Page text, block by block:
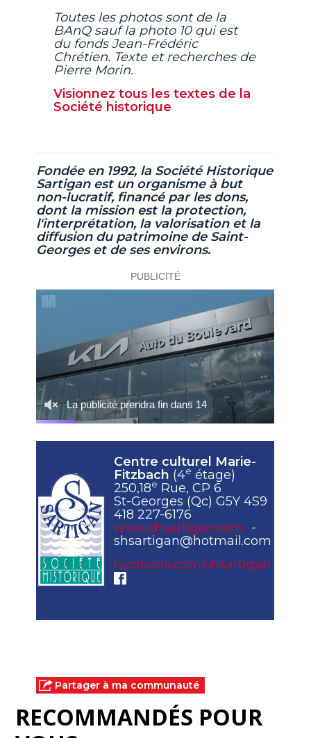
Toutes les photos sont de la
BAnQ sauf la photo 10 qui est
du fonds Jean-Frédéric
Chrétien. Texte et recherches de
Pierre Morin.
Visionnez tous les textes de la
Société historique
Fondée en 1992, la Société Historique
Sartigan est un organisme à but
non-lucratif, financé par les dons,
dont la mission est la protection,
l'interprétation, la valorisation et la
diffusion du patrimoine de Saint-
Georges et de ses environs.
Centre culturel Marie-
Fitzbach (4e étage)
250,18e Rue, CP 6
St-Georges (Qc) G5Y 4S9
418 227-6176
www.shsartigan.com -
shsartigan@hotmail.com
facebook.com/shsartigan
Partager à ma communauté
RECOMMANDÉS POUR